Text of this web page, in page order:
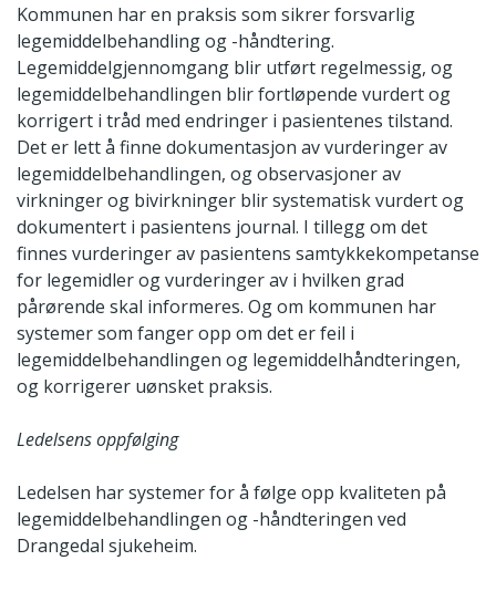
Kommunen har en praksis som sikrer forsvarlig
legemiddelbehandling og -håndtering.
Legemiddelgjennomgang blir utført regelmessig, og
legemiddelbehandlingen blir fortløpende vurdert og
korrigert i tråd med endringer i pasientenes tilstand.
Det er lett å finne dokumentasjon av vurderinger av
legemiddelbehandlingen, og observasjoner av
virkninger og bivirkninger blir systematisk vurdert og
dokumentert i pasientens journal. I tillegg om det
finnes vurderinger av pasientens samtykkekompetanse
for legemidler og vurderinger av i hvilken grad
pårørende skal informeres. Og om kommunen har
systemer som fanger opp om det er feil i
legemiddelbehandlingen og legemiddelhåndteringen,
og korrigerer uønsket praksis.
Ledelsens oppfølging
Ledelsen har systemer for å følge opp kvaliteten på
legemiddelbehandlingen og -håndteringen ved
Drangedal sjukeheim.